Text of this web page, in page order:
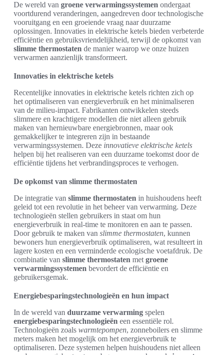
De wereld van groene verwarmingssystemen ondergaat
voortdurend veranderingen, aangedreven door technologische
vooruitgang en een groeiende vraag naar duurzame
oplossingen. Innovaties in elektrische ketels bieden verbeterde
efficiëntie en gebruiksvriendelijkheid, terwijl de opkomst van
slimme thermostaten de manier waarop we onze huizen
verwarmen aanzienlijk transformeert.
Innovaties in elektrische ketels
Recentelijke innovaties in elektrische ketels richten zich op
het optimaliseren van energieverbruik en het minimaliseren
van de milieu-impact. Fabrikanten ontwikkelen steeds
slimmere en krachtigere modellen die niet alleen gebruik
maken van hernieuwbare energiebronnen, maar ook
gemakkelijker te integreren zijn in bestaande
verwarmingssystemen. Deze innovatieve elektrische ketels
helpen bij het realiseren van een duurzame toekomst door de
efficiëntie tijdens het verbrandingsproces te verhogen.
De opkomst van slimme thermostaten
De integratie van slimme thermostaten in huishoudens heeft
geleid tot een revolutie in het beheer van verwarming. Deze
technologieën stellen gebruikers in staat om hun
energieverbruik in real-time te monitoren en aan te passen.
Door gebruik te maken van slimme thermostaten, kunnen
bewoners hun energieverbruik optimaliseren, wat resulteert in
lagere kosten en een verminderde ecologische voetafdruk. De
combinatie van slimme thermostaten met groene
verwarmingssystemen bevordert de efficiëntie en
gebruikersgemak.
Energiebesparingstechnologieën en hun impact
In de wereld van duurzame verwarming spelen
energiebesparingstechnologieën een essentiële rol.
Technologieën zoals warmtepompen, zonneboilers en slimme
meters maken het mogelijk om het energieverbruik te
optimaliseren. Deze systemen helpen huishoudens niet alleen